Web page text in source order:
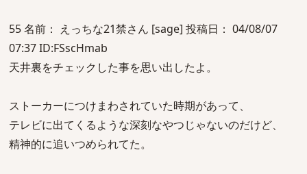
55 名前： えっちな21禁さん [sage] 投稿日： 04/08/07
07:37 ID:FSscHmab
天井裏をチェックした事を思い出したよ。
ストーカーにつけまわされていた時期があって、
テレビに出てくるような深刻なやつじゃないのだけど、
精神的に追いつめられてた。